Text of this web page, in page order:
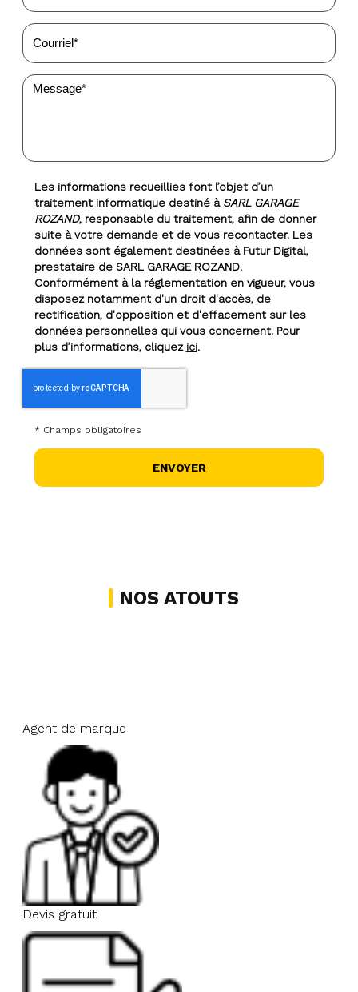
Les informations recueillies font l’objet d’un
traitement informatique destiné àSARL GARAGE
ROZAND, responsable du traitement, afin de donner
suite à votre demande et de vous recontacter. Les
données sont également destinées à Futur Digital,
prestataire de SARL GARAGE ROZAND.
Conformément à la réglementation en vigueur, vous
disposez notamment d'un droit d'accès, de
rectification, d'opposition et d'effacement sur les
données personnelles qui vous concernent. Pour
plus d’informations, cliquez ici.
* Champs obligatoires
NOS ATOUTS
Agent de marque
Devis gratuit